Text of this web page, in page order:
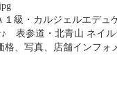
級・カルジェルエデュ
表参道・北青山 ネイ
、写真、店舗インフォ